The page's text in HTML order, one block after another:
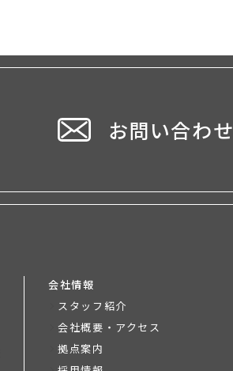
お問い合わせ
会社情報
スタッフ紹介
会社概要・アクセス
拠点案内